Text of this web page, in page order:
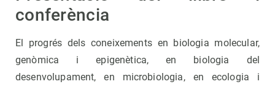
conferència
El progrés dels coneixements en biologia molecular,
genòmica i epigenètica, en biologia del
desenvolupament, en microbiologia, en ecologia i